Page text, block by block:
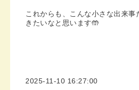
これからも、こんな小さな出来事
きたいなと思います🤲
2025-11-10 16:27:00